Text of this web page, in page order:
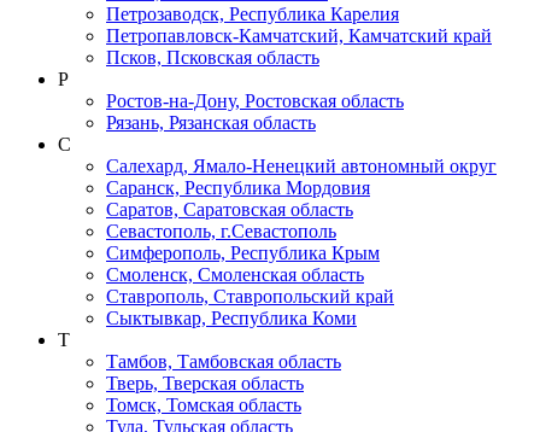
Петрозаводск, Республика Карелия
Петропавловск-Камчатский, Камчатский край
Псков, Псковская область
Р
Ростов-на-Дону, Ростовская область
Рязань, Рязанская область
С
Салехард, Ямало-Ненецкий автономный округ
Саранск, Республика Мордовия
Саратов, Саратовская область
Севастополь, г.Севастополь
Симферополь, Республика Крым
Смоленск, Смоленская область
Ставрополь, Ставропольский край
Сыктывкар, Республика Коми
Т
Тамбов, Тамбовская область
Тверь, Тверская область
Томск, Томская область
Тула, Тульская область